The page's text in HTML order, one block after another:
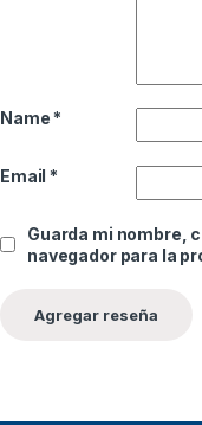
Name *
Email *
Guarda mi nombre,
navegador para la